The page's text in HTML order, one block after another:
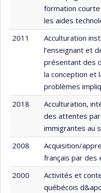
formation courte
les aides
2011
Acculturation
l’enseignant et
présentant des
la conception et
problèmes
2018
Acculturation,
des attentes
immigrantes au
2008
Acquisition/
français par des
2000
Activités et
québécois